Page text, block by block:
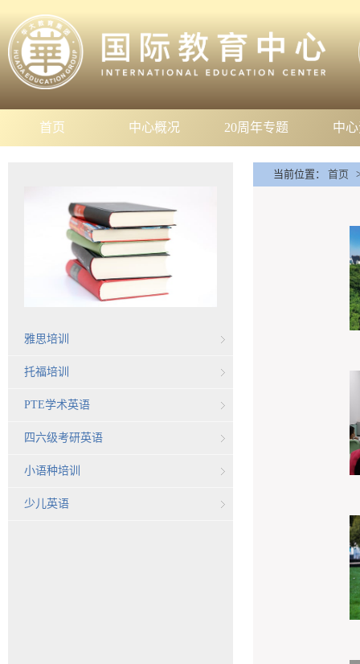
首页 中心概况 20周年专题 中
雅思培训
托福培训
PTE学术英语
四六级考研英语
小语种培训
少儿英语
当前位置： 首页